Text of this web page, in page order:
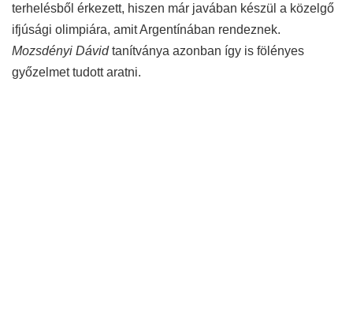
terhelésből érkezett, hiszen már javában készül a közelgő
ifjúsági olimpiára, amit Argentínában rendeznek.
Mozsdényi Dávidtanítványa azonban így is fölényes
győzelmet tudott aratni.